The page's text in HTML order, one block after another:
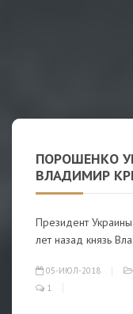
ПОРОШЕНКО
ВЛАДИМИР
Президент
лет назад князь
05-ИЮЛ-2018
1